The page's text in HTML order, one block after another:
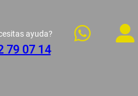
ayuda?
79 07 14